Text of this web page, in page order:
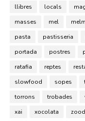
llibres
locals
masses
mel
pasta
pastisseria
portada
postres
ratafia
reptes
slowfood
sopes
torrons
trobades
xai
xocolata